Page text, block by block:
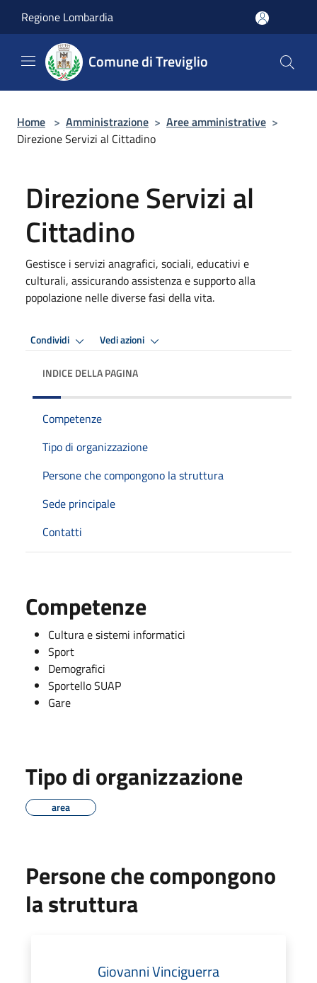
Regione Lombardia
Comune di Treviglio
Home > Amministrazione > Aree amministrative >
Direzione Servizi al Cittadino
Direzione Servizi al
Cittadino
Gestisce i servizi anagrafici, sociali, educativi e
culturali, assicurando assistenza e supporto alla
popolazione nelle diverse fasi della vita.
Condividi Vedi azioni
INDICE DELLA PAGINA
Competenze
Tipo di organizzazione
Persone che compongono la struttura
Sede principale
Contatti
Competenze
Cultura e sistemi informatici
Sport
Demografici
Sportello SUAP
Gare
Tipo di organizzazione
area
Persone che compongono
la struttura
Giovanni Vinciguerra